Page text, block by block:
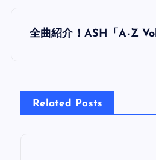
投
ナ
ビ
全曲紹介！ASH「A-Z
Related Posts